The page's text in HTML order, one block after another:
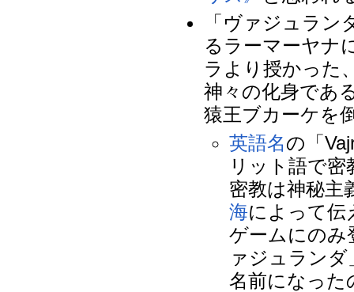
「ヴァジュラン
るラーマーヤナ
ラより授かった
神々の化身であ
猿王ブカーケを
英語名の「
リット語で密
密教は神秘主
海によって伝
ゲームにのみ
ァジュラン
名前になった